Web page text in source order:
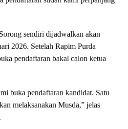
sendiri dijadwalkan akan
2026. Setelah Rapim Purda
pendaftaran bakal calon ketua
buka pendaftaran kandidat. Satu
melaksanakan Musda,” jelas